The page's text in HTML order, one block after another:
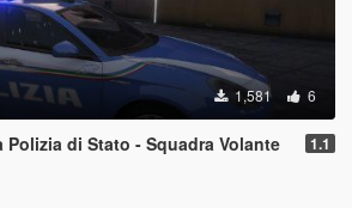
1,581 6
di Stato - Squadra Volante 1.1